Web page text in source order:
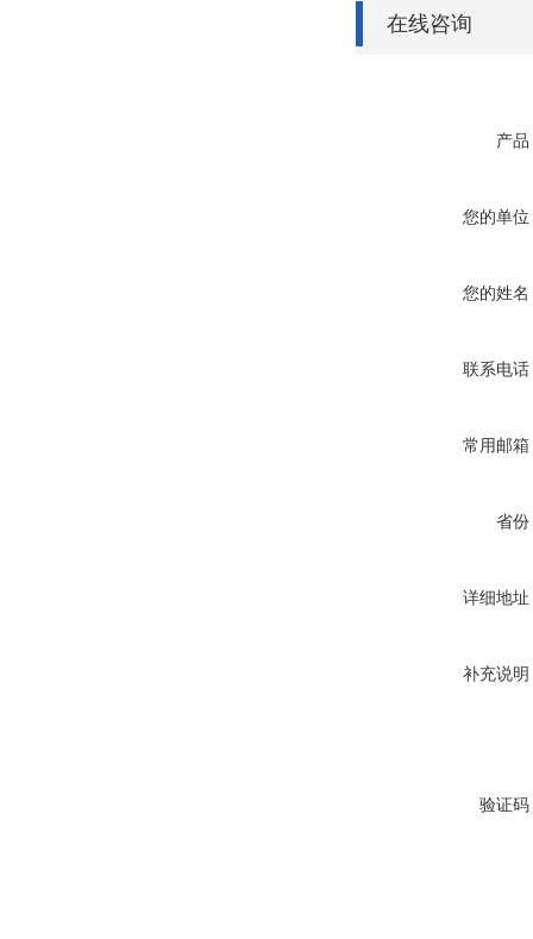
在线咨询
产品
您的单位
您的姓名
联系电话
常用邮箱
省份
详细地址
补充说明
验证码